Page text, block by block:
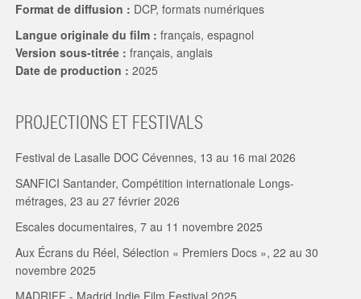
Format de diffusion : DCP, formats numériques
Langue originale du film : français, espagnol
Version sous-titrée : français, anglais
Date de production : 2025
PROJECTIONS ET FESTIVALS
Festival de Lasalle DOC Cévennes, 13 au 16 mai 2026
SANFICI Santander, Compétition internationale Longs-
métrages, 23 au 27 février 2026
Escales documentaires, 7 au 11 novembre 2025
Aux Écrans du Réel, Sélection « Premiers Docs », 22 au 30
novembre 2025